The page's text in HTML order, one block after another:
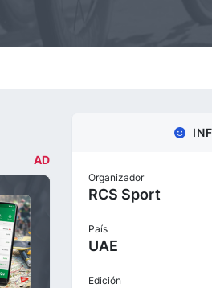
AD
Organizador
RCS Sport
País
UAE
Edición